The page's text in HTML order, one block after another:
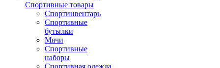
Спортивные товары
Спортинвентарь
Спортивные
бутылки
Мячи
Спортивные
наборы
Спортивная одежда